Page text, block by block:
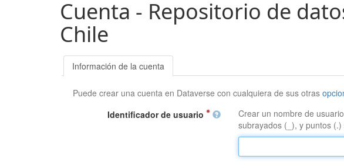
Cuenta - Repositorio de
Chile
Información de la cuenta
Puede crear una cuenta en Dataverse con cualquiera de sus otras
Identificador de usuario
Crear un nombre de
subrayados (_), y puntos